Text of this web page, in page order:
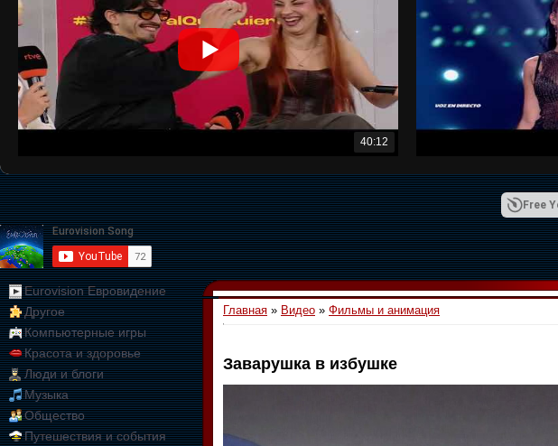
40:12
Free
Eurovision Евровидение
Другое
Компьютерные игры
Красота и здоровье
Люди и блоги
Музыка
Общество
Путешествия и события
Главная » Видео » Фильмы и анимация
Заварушка в избушке